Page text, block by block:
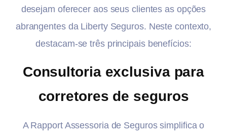
desejam oferecer aos seus clientes as opções
abrangentes da Liberty Seguros. Neste contexto,
destacam-se três principais benefícios:
Consultoria exclusiva para
corretores de seguros
A Rapport Assessoria de Seguros simplifica o